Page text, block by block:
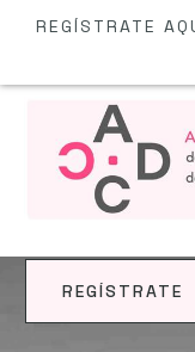
REGÍSTRATE
REGÍSTRATE
NOTICIAS